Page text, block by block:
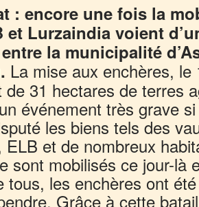
: encore une fois la
et Lurzaindia voient
la municipalité
La mise aux enchères,
de 31 hectares de terres
événement très grave
les biens tels des
ELB et de nombreux
sont mobilisés ce jour-là
tous, les enchères ont
Grâce à cette